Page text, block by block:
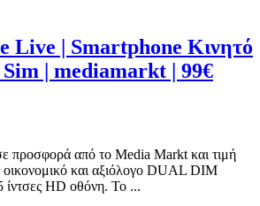
Live | Smartphone Κινητό
Sim | mediamarkt | 99€
προσφορά από το Media Markt και τιμή
και αξιόλογο DUAL DIM
ίντσες HD οθόνη. Το ...